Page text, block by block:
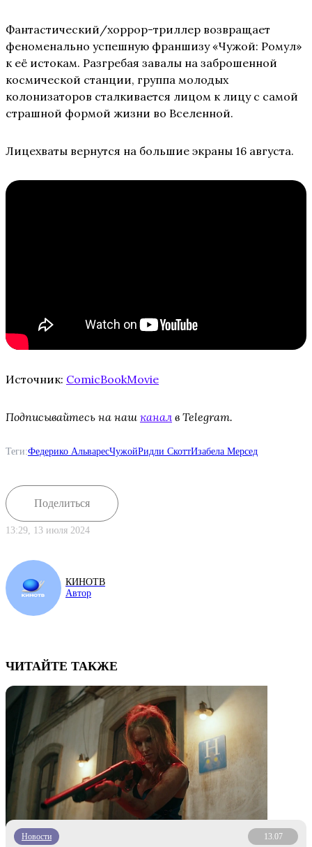
Фантастический/хоррор-триллер возвращает
феноменально успешную франшизу «Чужой: Ромул»
к её истокам. Разгребая завалы на заброшенной
космической станции, группа молодых
колонизаторов сталкивается лицом к лицу с самой
страшной формой жизни во Вселенной.
Лицехваты вернутся на большие экраны 16 августа.
Источник: ComicBookMovie
Подписывайтесь на наш канал в Telegram.
Теги:Федерико АльваресЧужойРидли СкоттИзабела Мерсед
Поделиться
13:29, 13 июля 2024
КИНОТВ
Автор
ЧИТАЙТЕ ТАКЖЕ
Новости 13.07